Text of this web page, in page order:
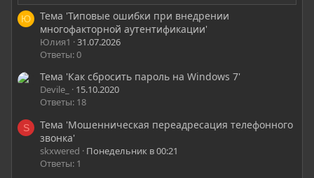
Ю
Тема 'Типовые ошибки при внедрении
многофакторной аутентификации'
Юлия1
31.07.2026
Ответы: 0
Тема 'Как сбросить пароль на Windows 7'
Devile_
15.10.2020
Ответы: 18
S
Тема 'Мошенническая переадресация телефонного
звонка'
skxwered
Понедельник в 00:21
Ответы: 1